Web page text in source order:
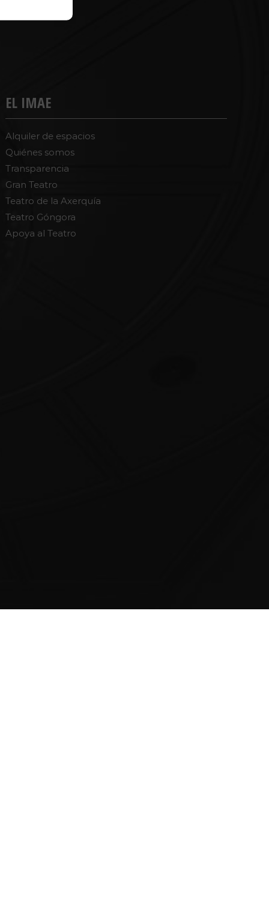
EL IMAE
Alquiler de espacios
Quiénes somos
Transparencia
Gran Teatro
Teatro de la Axerquía
Teatro Góngora
Apoya al Teatro